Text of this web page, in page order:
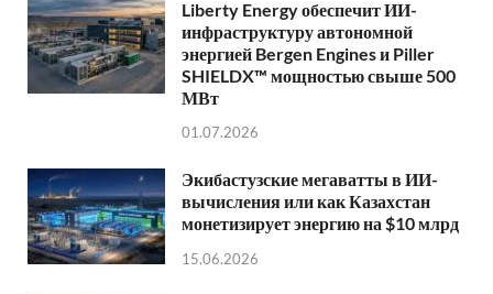
Liberty Energy обеспечит ИИ-
инфраструктуру автономной
энергией Bergen Engines и Piller
SHIELDX™ мощностью свыше 500
МВт
01.07.2026
Экибастузские мегаватты в ИИ-
вычисления или как Казахстан
монетизирует энергию на $10 млрд
15.06.2026